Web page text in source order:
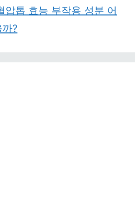
압톱 효능 부작용 성분 어
?